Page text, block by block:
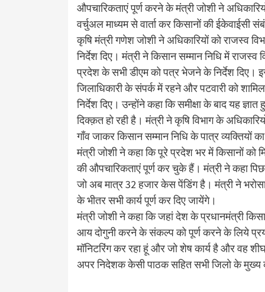
औपचारिकताएं पूर्ण करने के मंत्री जोशी ने
वर्चुअल माध्यम से वार्ता कर किसानों की ईकेवाईसी
कृषि मंत्री गणेश जोशी ने अधिकारियों को राजस्व
निर्देश दिए। मंत्री ने किसान सम्मान निधि में
प्रदेश के सभी डीएम को पत्र भेजने के निर्देश दिए।
जिलाधिकारी के संपर्क में रहने और पटवारी को
निर्देश दिए। उन्होंने कहा कि समीक्षा के बाद यह
दिक्क़त हो रही है। मंत्री ने कृषि विभाग के
गाँव जाकर किसान सम्मान निधि के पात्र व्यक्तियों
मंत्री जोशी ने कहा कि पूरे प्रदेश भर में किसानों को
की औपचारिकताएं पूर्ण कर चुके हैं। मंत्री ने कहा
जो अब मात्र 32 हजार केस पेंडिंग है। मंत्री ने
के भीतर सभी कार्य पूर्ण कर दिए जायेंगे।
मंत्री जोशी ने कहा कि जहां देश के प्रधानमंत्री
आय दोगुनी करने के संकल्प को पूर्ण करने के लिये
मॉनिटरिंग कर रहा हूं और जो शेष कार्य है और वह
अपर निदेशक केसी पाठक सहित सभी जिलो के मुख्य